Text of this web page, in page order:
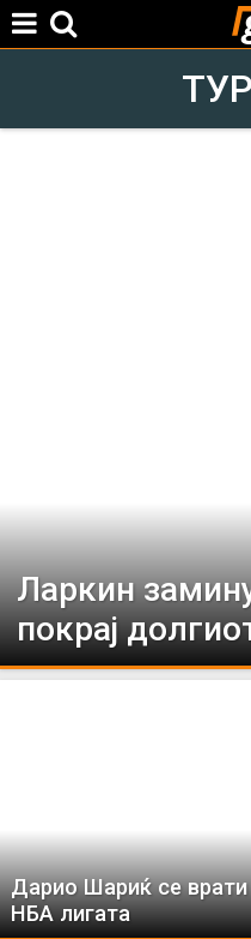
Ларкин
покрај
Дарио Шариќ се врати
НБА лигата